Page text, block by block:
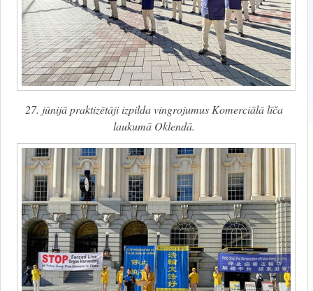
27. jūnijā praktizētāji izpilda vingrojumus Komerciālā līča
laukumā Oklendā.